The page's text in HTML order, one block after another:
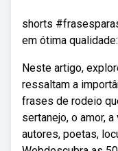
shorts
em ótima
Neste artigo,
ressaltam a
frases de rodeio
sertanejo, o amor,
autores, poetas,